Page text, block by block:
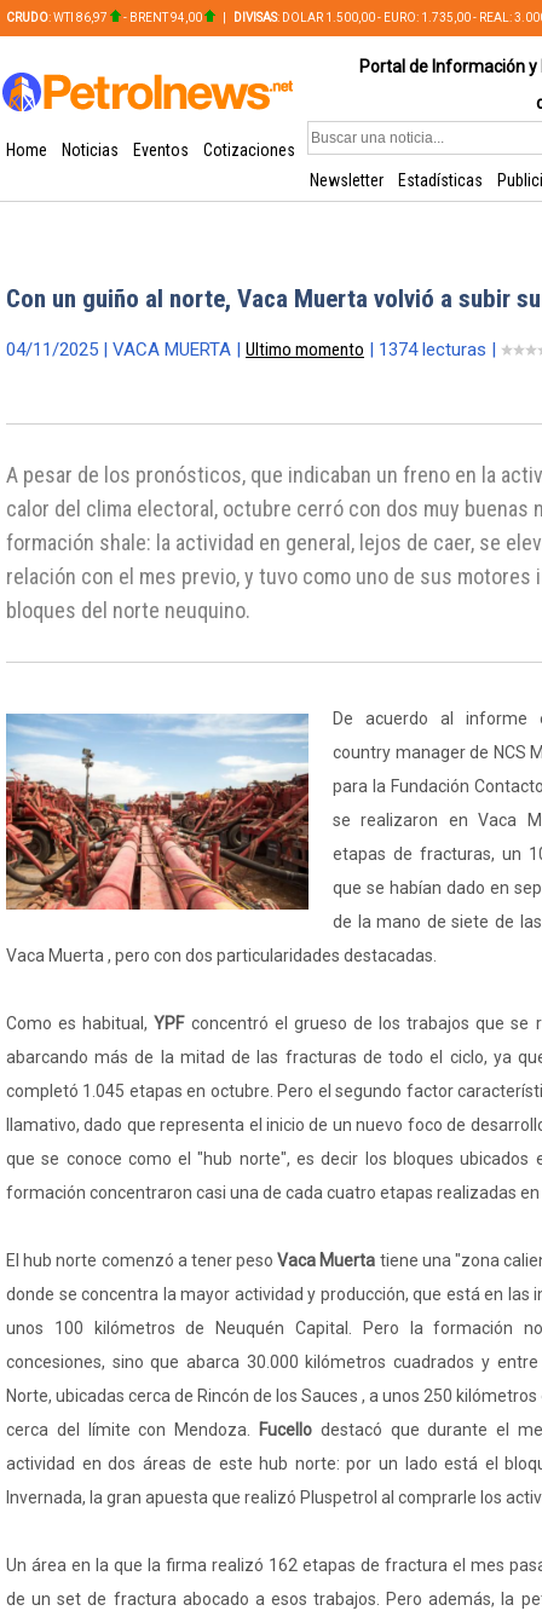
CRUDO: WTI 86,97 - BRENT 94,00 DIVISAS: DOLAR 1.500,00 - EURO: 1.735,00 - REAL:
Portal de Información
Home Noticias Eventos
Cotizaciones
Newsletter
Estadísticas
Con un guiño al norte, Vaca Muerta volvió a subir
04/11/2025 | VACA MUERTA | Ultimo momento | 1374 lecturas |
A pesar de los pronósticos, que indicaban un freno en la
calor del clima electoral, octubre cerró con dos muy buenas
formación shale: la actividad en general, lejos de caer, se
relación con el mes previo, y tuvo como uno de sus motores
bloques del norte neuquino.
De acuerdo al informe
country manager de NCS
para la Fundación
se realizaron en Vaca
etapas de fracturas, un
que se habían dado en
de la mano de siete de
Vaca Muerta , pero con dos particularidades destacadas.
Como es habitual,YPF concentró el grueso de los trabajos que se
abarcando más de la mitad de las fracturas de todo el ciclo, ya
completó 1.045 etapas en octubre. Pero el segundo factor
llamativo, dado que representa el inicio de un nuevo foco de
que se conoce como el "hub norte", es decir los bloques ubicados
formación concentraron casi una de cada cuatro etapas realizadas
El hub norte comenzó a tener pesoVaca Muerta tiene una "zona
donde se concentra la mayor actividad y producción, que está en las
unos 100 kilómetros de Neuquén Capital. Pero la formación
concesiones, sino que abarca 30.000 kilómetros cuadrados y
Norte, ubicadas cerca de Rincón de los Sauces , a unos 250
cerca del límite con Mendoza.
Fucello destacó que durante el
actividad en dos áreas de este hub norte: por un lado está el
Invernada, la gran apuesta que realizó Pluspetrol al comprarle los
Un área en la que la firma realizó 162 etapas de fractura el mes
de un set de fractura abocado a esos trabajos. Pero además, la